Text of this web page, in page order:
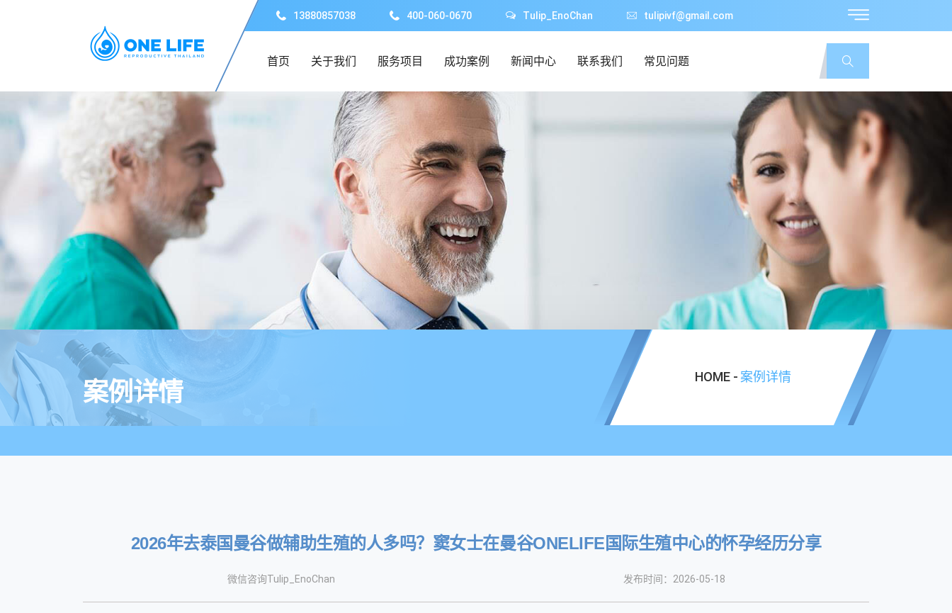
13880857038 400-060-0670 Tulip_EnoChan tulipivf@gmail.com
首页 关于我们 服务项目 成功案例 新闻中心 联系我们 常见问题
案例详情
HOME - 案例详情
2026年去泰国曼谷做辅助生殖的人多吗？窦女士在曼谷ONELIFE国际生殖中心的怀孕经历分享
微信咨询Tulip_EnoChan 发布时间：2026-05-18